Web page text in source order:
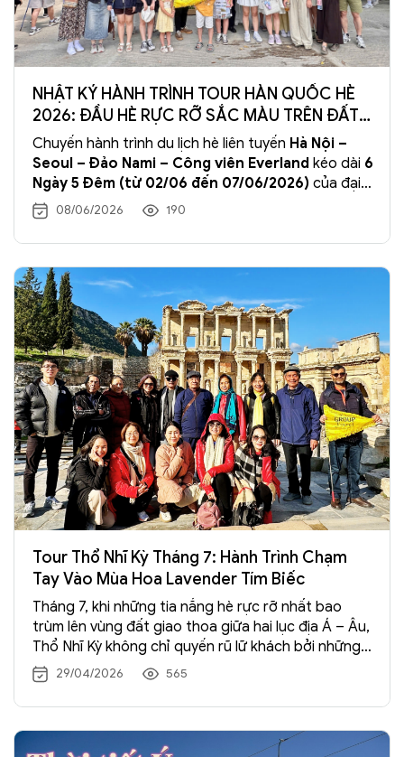
NHẬT KÝ HÀNH TRÌNH TOUR HÀN QUỐC HÈ
2026: ĐẦU HÈ RỰC RỠ SẮC MÀU TRÊN ĐẤT
K-BIZ
Chuyến hành trình du lịch hè liên tuyến Hà Nội –
Seoul – Đảo Nami – Công viên Everland kéo dài 6
Ngày 5 Đêm (từ 02/06 đến 07/06/2026) của đại
gia đình lữ khách nhàTràng An Travel
thức khép lại trọn vẹn và đong đầy những kỷ niệm
thăng hoa. Đồng hành cùng hãng hàng không
quốc giaVietnam Airlinesđẳng cấp, chuyến đi đã
mang đến cho du khách cơ hội chiêm ngưỡng sắc
hè trong trẻo của xứ sở Kim Chi, lưu giữ những
album ảnh thanh xuân vô giá và tận hưởng dịch vụ
chăm sóc chu đáo, chuyên nghiệp tới từng chi tiết.
08/06/2026 190
Tour Thổ Nhĩ Kỳ Tháng 7: Hành Trình Chạm
Tay Vào Mùa Hoa Lavender Tím Biếc
Tháng 7, khi những tia nắng hè rực rỡ nhất bao
trùm lên vùng đất giao thoa giữa hai lục địa Á – Âu,
Thổ Nhĩ Kỳ không chỉ quyến rũ lữ khách bởi những
kỳ quan lịch sử mà còn bởi sắc tím dịu dàng của
những cánh đồng hoa Lavender nở rộ. Hãy cùng
Tràng An Travelkhám phá tại sao tour Thổ Nhĩ Kỳ
tháng 7 lại là hành trình "phải đi" một lần trong đời
của những tín đồ xê dịch.
29/04/2026 565